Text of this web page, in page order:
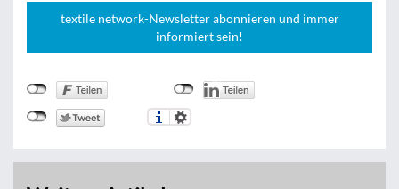
textile network-Newsletter abonnieren und immer
informiert sein!